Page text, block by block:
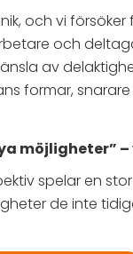
och vi
och
av
formar,
möjligheter”
spelar en
de inte